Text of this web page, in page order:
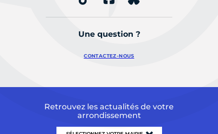
Une question ?
CONTACTEZ-NOUS
Retrouvez les actualités de votre
arrondissement